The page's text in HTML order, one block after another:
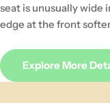
seat is unusually wide
edge at the front
Explore More